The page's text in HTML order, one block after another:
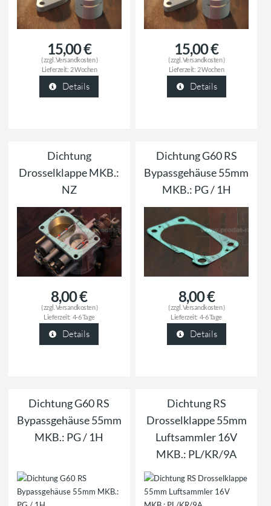
15,00 €
( zzgl. Versandkosten)
Lieferzeit: 2 Wochen
Details
15,00 €
( zzgl. Versandkosten)
Lieferzeit: 2 Wochen
Details
Dichtung
Drosselklappe MKB.:
NZ
8,00 €
( zzgl. Versandkosten)
Lieferzeit: 4-6 Tage
Details
Dichtung G60 RS
Bypassgehäuse 55mm
MKB.: PG / 1H
8,00 €
( zzgl. Versandkosten)
Lieferzeit: 4-6 Tage
Details
Dichtung G60 RS
Bypassgehäuse 55mm
MKB.: PG / 1H
Dichtung RS
Drosselklappe 55mm
Luftsammler 16V
MKB.: PL/KR/9A